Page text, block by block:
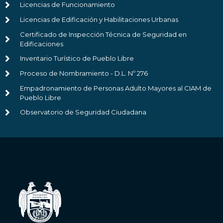
Licencias de Funcionamiento
Licencias de Edificación y Habilitaciones Urbanas
Certificado de Inspección Técnica de Seguridad en
Edificaciones
Inventario Turístico de Pueblo Libre
Proceso de Nombramiento - D.L. Nº 276
Empadronamiento de Personas Adulto Mayores al CIAM de
Pueblo Libre
Observatorio de Seguridad Ciudadana